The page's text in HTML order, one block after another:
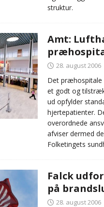
struktur.
Amt:
28. august 2006
Det præhospitale
et godt og
ud opfylder
hjertepatienter.
overordnede
afviser dermed
Folketingets
Falck
på
28. august 2006